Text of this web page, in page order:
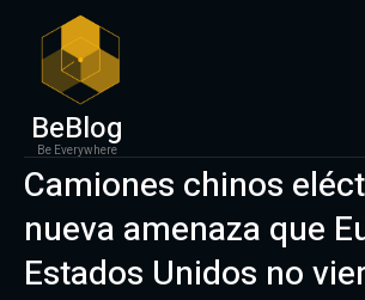
BeBlog
Be Everywhere
Camiones chinos
nueva amenaza que
Estados Unidos no